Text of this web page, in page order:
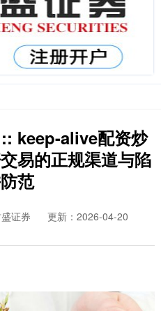
keep-alive配资炒
易的正规渠道与陷
范
证券
更新：2026-04-20